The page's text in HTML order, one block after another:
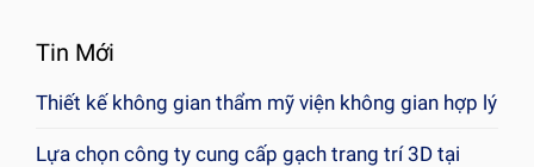
Tin Mới
Thiết kế không gian thẩm mỹ viện không gian hợp lý
Lựa chọn công ty cung cấp gạch trang trí 3D tại